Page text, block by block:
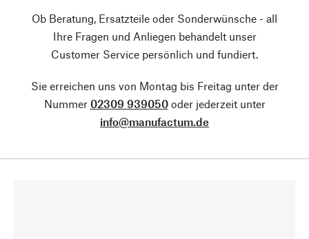
Ob Beratung, Ersatzteile oder Sonderwünsche - all
Ihre Fragen und Anliegen behandelt unser
Customer Service persönlich und fundiert.
Sie erreichen uns von Montag bis Freitag unter der
Nummer 02309 939050oder jederzeit unter
info@manufactum.de